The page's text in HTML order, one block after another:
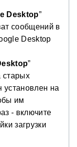
Desktop”
сообщений в
Desktop
”
старых
на
им
- включите
загрузки